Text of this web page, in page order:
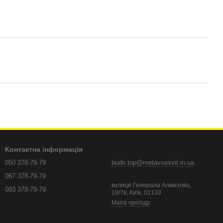
Контактна інформація
050 378-79-79
067 378-79-79
093 378-79-79
bude.top@metavsesvit.in.ua
вулиця Генерала Алмазова,
18/7в, Київ, 01133
Мапа проїзду